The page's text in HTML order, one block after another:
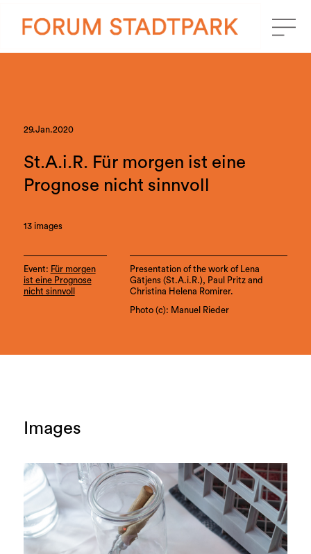
29.Jan.2020
St.A.i.R. Für morgen ist eine
Prognose nicht sinnvoll
13 images
Event: Für morgen
ist eine Prognose
nicht sinnvoll
Presentation of the work of Lena
Gätjens (St.A.i.R.), Paul Pritz and
Christina Helena Romirer.
Photo (c): Manuel Rieder
Images